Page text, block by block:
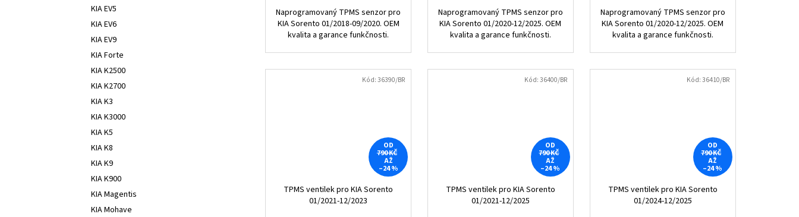
KIA EV5
KIA EV6
KIA EV9
KIA Forte
KIA K2500
KIA K2700
KIA K3
KIA K3000
KIA K5
KIA K8
KIA K9
KIA K900
KIA Magentis
KIA Mohave
Naprogramovaný TPMS senzor pro
KIA Sorento 01/2018-09/2020. OEM
kvalita a garance funkčnosti.
Naprogramovaný TPMS senzor pro
KIA Sorento 01/2020-12/2025. OEM
kvalita a garance funkčnosti.
Naprogramovaný TPMS senzor pro
KIA Sorento 01/2020-12/2025. OEM
kvalita a garance funkčnosti.
OD
790 KČ
AŽ
–24 %
TPMS ventilek pro KIA Sorento
01/2021-12/2023
Kód:36390/BR
OD
790 KČ
AŽ
–24 %
TPMS ventilek pro KIA Sorento
01/2021-12/2025
Kód:36400/BR
OD
790 KČ
AŽ
–24 %
TPMS ventilek pro KIA Sorento
01/2024-12/2025
Kód:36410/BR